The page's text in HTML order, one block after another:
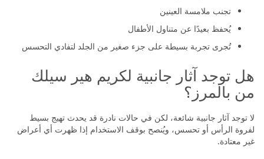
تجنب ملامسة العينين
يُحفظ بعيدًا عن متناول الأطفال
تُجرى تجربة بسيطة على جزء صغير من الجلد لتفادي التحسس
هل توجد آثار جانبية لكريم هير سيلك
من بالمرز؟
لا توجد آثار جانبية شائعة، لكن في حالات نادرة قد يحدث تهيج بسيط
لفروة الرأس أو تحسس، ويُنصح بوقف الاستخدام إذا ظهرت أي أعراض
غير معتادة.